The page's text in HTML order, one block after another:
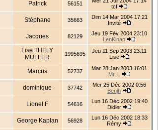
Patrick 56151
tcf
Stéphane 35663
Dim 14 Mar 2004 17:21
Invité
Jacques 82129
Jeu 19 Fév 2004 23:10
LenKinap
Lise THELY
MULLER
1995695
Jeu 11 Sep 2003 23:11
Lise
Marcus 52737
Mar 28 Jan 2003 16:01
Mr. L
dominique 37742
Mer 25 Déc 2002 0:56
Benjh
Lionel F 54616
Lun 16 Déc 2002 19:40
Didier
George Kaplan 56928
Lun 16 Déc 2002 18:33
Rémy